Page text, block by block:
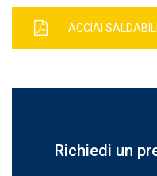
ACCIAI
Richiedi un